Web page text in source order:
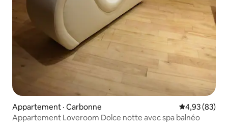
Appartement · Carbonne Note
4,93 (83)
Appartement Loveroom Dolce notte avec spa balnéo